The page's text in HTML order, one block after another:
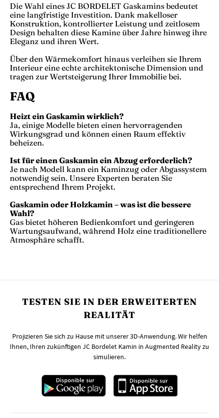
Die Wahl eines JC BORDELET Gaskamins bedeutet
eine langfristige Investition. Dank makelloser
Konstruktion, kontrollierter Leistung und zeitlosem
Design behalten diese Kamine über Jahre hinweg ihre
Eleganz und ihren Wert.
Über den Wärmekomfort hinaus verleihen sie Ihrem
Interieur eine echte architektonische Dimension und
tragen zur Wertsteigerung Ihrer Immobilie bei.
FAQ
Heizt ein Gaskamin wirklich?
Ja, einige Modelle bieten einen hervorragenden
Wirkungsgrad und können einen Raum effektiv
beheizen.
Ist für einen Gaskamin ein Abzug erforderlich?
Je nach Modell kann ein Kaminzug oder Abgassystem
notwendig sein. Unsere Experten beraten Sie
entsprechend Ihrem Projekt.
Gaskamin oder Holzkamin – was ist die bessere
Wahl?
Gas bietet höheren Bedienkomfort und geringeren
Wartungsaufwand, während Holz eine traditionellere
Atmosphäre schafft.
TESTEN SIE IN DER ERWEITERTEN
REALITÄT
Projizieren Sie sich zu Hause mit unserer 3D-Anwendung. Wir helfen
Ihnen, Ihren zukünftigen JC Bordelet Kamin in Augmented Reality zu
simulieren.